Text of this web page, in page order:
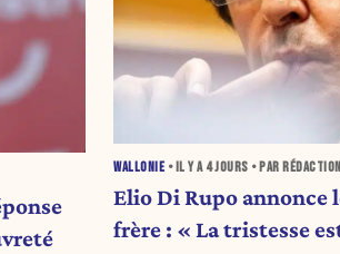
WALLONIE • IL Y A 4 JOURS • PAR RÉDACTION
Elio Di Rupo annonce
frère : « La tristesse